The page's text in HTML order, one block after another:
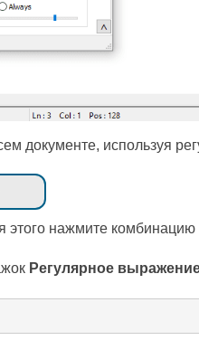
документе, используя
этого нажмите
Регулярное